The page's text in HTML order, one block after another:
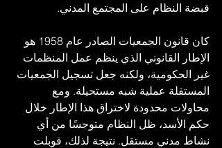
قبضة النظام على المجتمع المدني.
كان قانون الجمعيات الصادر عام 1958 هو
الإطار القانوني الذي ينظم عمل المنظمات
غير الحكومية، ولكنه جعل تسجيل الجمعيات
المستقلة عملية شبه مستحيلة. ومع
محاولات محدودة لاختراق هذا الإطار خلال
حكم الأسد، ظل النظام متوجسًا من أي
نشاط مدني مستقل. نتيجة لذلك، قوبلت